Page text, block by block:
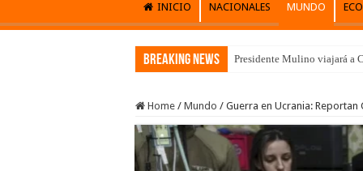
INICIO NACIONALES MUNDO
Breaking News Presidente Mulino viajará a
Home / Mundo / Guerra en Ucrania: Reportan